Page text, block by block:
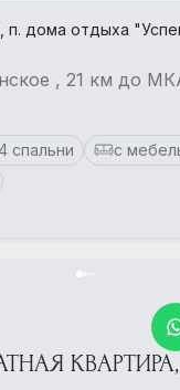
п. дома отдыха
, 21 км до
спальни
с
КВАРТИРА,